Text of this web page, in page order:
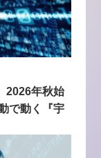
2026年秋始
で動く『宇